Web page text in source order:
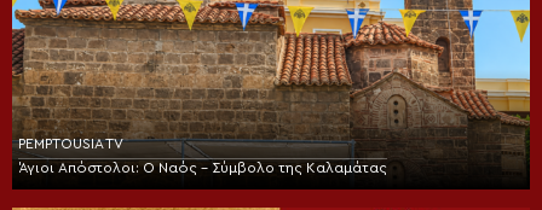
PEMPTOUSIA TV
Άγιοι Απόστολοι: Ο Ναός – Σύμβολο της Καλαμάτας